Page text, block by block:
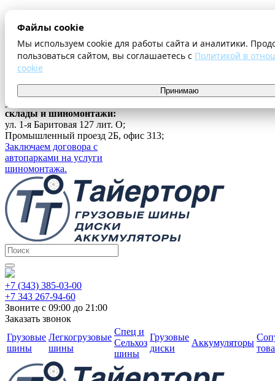
Файлы cookie
Мы используем cookie для работы сайта и аналитики.
пользоваться сайтом, вы соглашаетесь с Политикой в
cookie
Принимаю
Оплата и доставка
Шиномонтаж
Контакты
...
ул. Ферганская 16, офис 209;
склады и шиномонтажи:
ул. 1-я Баритовая 127 лит. О;
Промышленный проезд 2Б, офис 313;
Заключаем договора с
автопарками на услуги
шиномонтажа.
+7 (343) 385-03-00
+7 343 267-94-60
Звоните с 09:00 до 21:00
Заказать звонок
Грузовые
шины
Легкогрузовые
шины
Спец и
Сельхоз
шины
Грузовые
диски
Аккумуляторы